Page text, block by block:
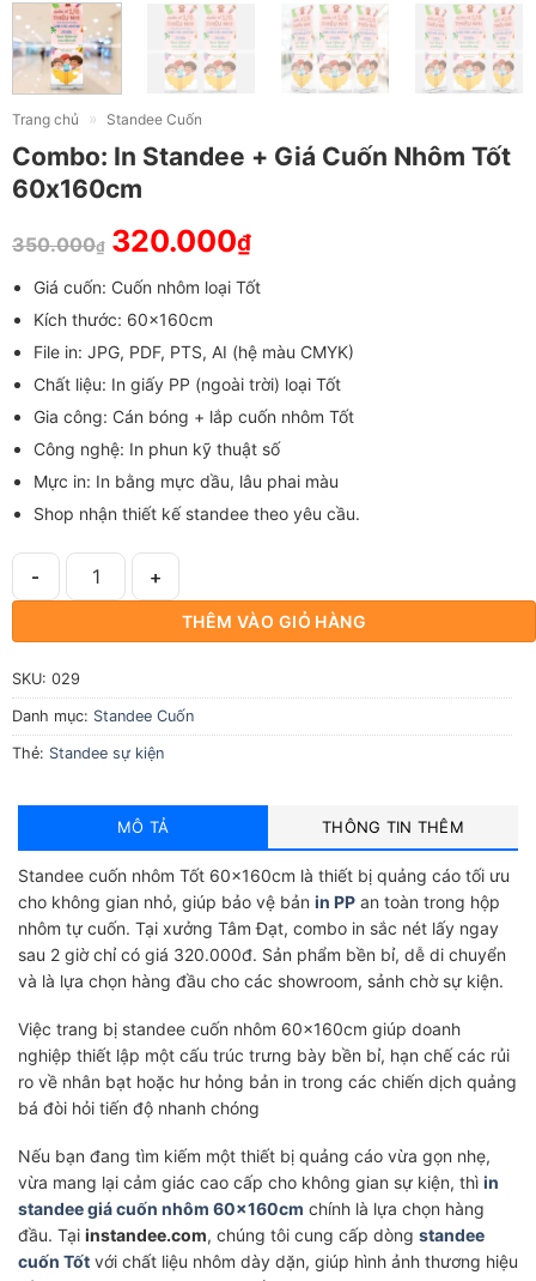
Trang chủ » Standee Cuốn
Combo: In Standee + Giá Cuốn Nhôm Tốt
60x160cm
350.000₫ 320.000₫
Giá cuốn: Cuốn nhôm loại Tốt
Kích thước: 60x160cm
File in: JPG, PDF, PTS, AI (hệ màu CMYK)
Chất liệu: In giấy PP (ngoài trời) loại Tốt
Gia công: Cán bóng + lắp cuốn nhôm Tốt
Công nghệ: In phun kỹ thuật số
Mực in: In bằng mực dầu, lâu phai màu
Shop nhận thiết kế standee theo yêu cầu.
Combo: In Standee + Giá Cuốn Nhôm Tốt 60x160cm số lượng
THÊM VÀO GIỎ HÀNG
SKU: 029
Danh mục: Standee Cuốn
Thẻ: Standee sự kiện
MÔ TẢ THÔNG TIN THÊM
Standee cuốn nhôm Tốt 60x160cm là thiết bị quảng cáo tối ưu
cho không gian nhỏ, giúp bảo vệ bản in PP an toàn trong hộp
nhôm tự cuốn. Tại xưởng Tâm Đạt, combo in sắc nét lấy ngay
sau 2 giờ chỉ có giá 320.000đ. Sản phẩm bền bỉ, dễ di chuyển
và là lựa chọn hàng đầu cho các showroom, sảnh chờ sự kiện.
Việc trang bị standee cuốn nhôm 60×160cm giúp doanh
nghiệp thiết lập một cấu trúc trưng bày bền bỉ, hạn chế các rủi
ro về nhân bạt hoặc hư hỏng bản in trong các chiến dịch quảng
bá đòi hỏi tiến độ nhanh chóng
Nếu bạn đang tìm kiếm một thiết bị quảng cáo vừa gọn nhẹ,
vừa mang lại cảm giác cao cấp cho không gian sự kiện, thì in
standee giá cuốn nhôm 60x160cm chính là lựa chọn hàng
đầu. Tại instandee.com, chúng tôi cung cấp dòng standee
cuốn Tốt với chất liệu nhôm dày dặn, giúp hình ảnh thương hiệu